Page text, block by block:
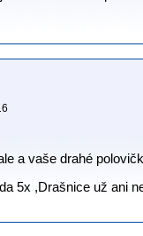
a vaše drahé
5x ,Drašnice už ani